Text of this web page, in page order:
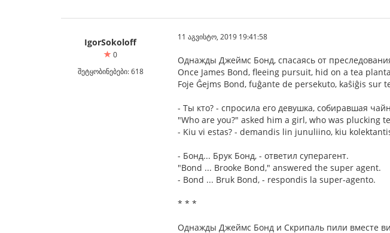
IgorSokoloff
0
შეტყობინებები: 618
11 აგვისტო, 2019 19:41:58
Однажды Джеймс Бонд, спасаясь от
Once James Bond, fleeing pursuit, hid on a tea
Foje Ĝejms Bond, fuĝante de persekuto, kaŝiĝis
- Ты кто? - спросила его девушка, собиравшая
"Who are you?" asked him a girl, who was plucking
- Kiu vi estas? - demandis lin junuliino, kiu
- Бонд... Брук Бонд, - ответил суперагент.
"Bond ... Brooke Bond," answered the super agent.
- Bond ... Bruk Bond, - respondis la super-agento.
* * *
Однажды Джеймс Бонд и Скрипаль пили вместе